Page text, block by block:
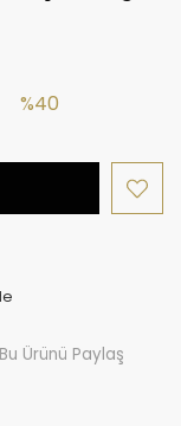
%40
Bu Ürünü Paylaş